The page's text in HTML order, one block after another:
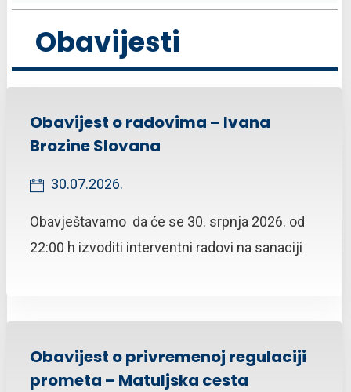
Obavijesti
Obavijest o radovima – Ivana
Brozine Slovana
30.07.2026.
Obavještavamo da će se 30. srpnja 2026. od
22:00 h izvoditi interventni radovi na sanaciji
Obavijest o privremenoj regulaciji
prometa – Matuljska cesta